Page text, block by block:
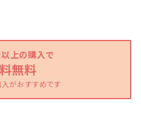
上の購入で
無料
がおすすめです